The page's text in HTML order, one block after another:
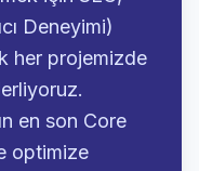
Deneyimi)
her projemizde
en son Core
optimize